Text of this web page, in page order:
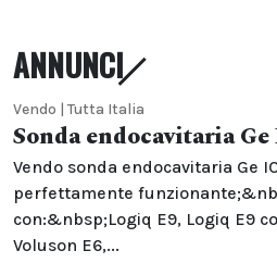
ANNUNCI
Vendo | Tutta Italia
Sonda endocavitaria
Vendo sonda endocavitaria Ge
perfettamente
con:&nbsp;Logiq E9, Logiq E9
Voluson E6,...